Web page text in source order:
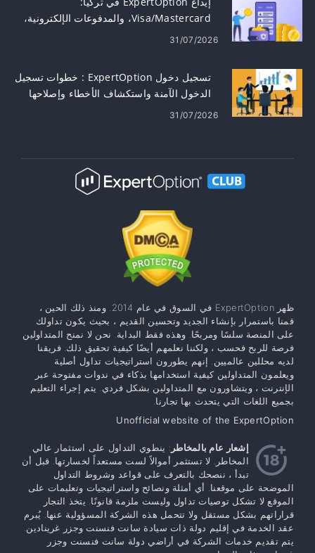
Visa/Mastercard، والمدفوعات الإلكترونية،
والعملات المشفرة
31/07/2026
تسجيل دخول ExpertOption : خطوات تسجيل
الدخول الآمنة واستكشاف الأخطاء وإصلاحها
31/07/2026
ظهر ExpertOption في السوق في عام 2014. ومنذ ذلك الحين ،
قمنا باستمرار بإنشاء الجديد وتحسين القديم ، بحيث يكون تداولك
على المنصة سلسًا ومربحًا. وهذه فقط البداية. نحن لا نمنح المتداولين
فرصة للربح فحسب ، ولكننا نعلمهم أيضًا كيفية تحقيق ذلك. فريقنا
لديه محللين عالميين. إنهم يطورون استراتيجيات تداول أصلية
ويعلمون المتداولين كيفية استخدامها بذكاء في ندوات مفتوحة عبر
الإنترنت ، ويتشاورون مع المتداولين بشكل فردي. يتم إجراء التعليم
بجميع اللغات التي يتحدث بها تجارنا.
Unofficial website of the ExpertOption
إشعار عام بالمخاطر : ينطوي التداول على استثمار عالي
المخاطر. لا تستثمر أموالاً لست مستعداً لخسارتها. قبل أن
تبدأ ، ننصحك بالتعرف على قواعد وشروط التداول
الموضحة على موقعنا. أي أمثلة ونصائح واستراتيجيات وتعليمات على
الموقع لا تشكل توصيات تداول وليست ملزمة قانونًا. يتخذ التجار
قراراتهم بشكل مستقل ولا تتحمل هذه الشركة المسؤولية عنها. يُبرم
عقد الخدمة في إقليم دولة ذات سيادة سانت فنسنت وجزر غرينادين.
يتم تقديم خدمات الشركة في أراضي دولة سانت فنسنت وجزر